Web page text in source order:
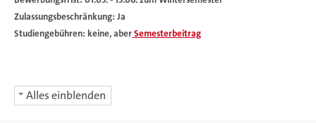
Zulassungsbeschränkung: Ja
Studiengebühren: keine, aberSemesterbeitrag
Alles einblenden